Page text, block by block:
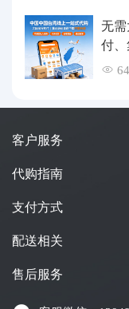
无
付
64
客户服务
代购指南
支付方式
配送相关
售后服务